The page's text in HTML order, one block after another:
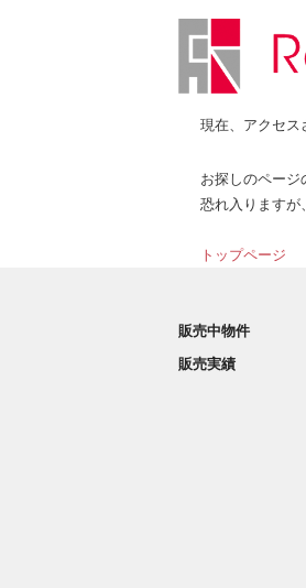
現在、アクセス
お探しのページ
恐れ入りますが
トップページ
販売中物件
販売実績